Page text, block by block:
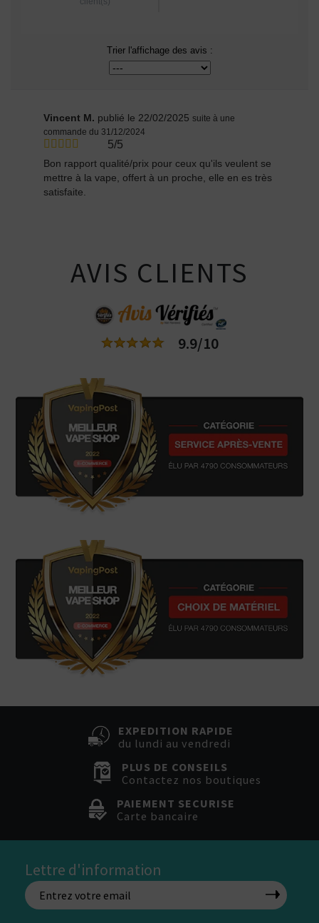
Trier l'affichage des avis :
Vincent M. publié le 22/02/2025 suite à une
commande du 31/12/2024
5/5
Bon rapport qualité/prix pour ceux qu'ils veulent se
mettre à la vape, offert à un proche, elle en es très
satisfaite.
AVIS CLIENTS
9.9/10
EXPEDITION RAPIDE
du lundi au vendredi
PLUS DE CONSEILS
Contactez nos boutiques
PAIEMENT SECURISE
Carte bancaire
Lettre d'information